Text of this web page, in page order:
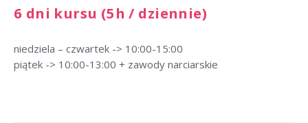
6 dni kursu (5h / dziennie)
niedziela – czwartek -> 10:00-15:00
piątek -> 10:00-13:00 + zawody narciarskie